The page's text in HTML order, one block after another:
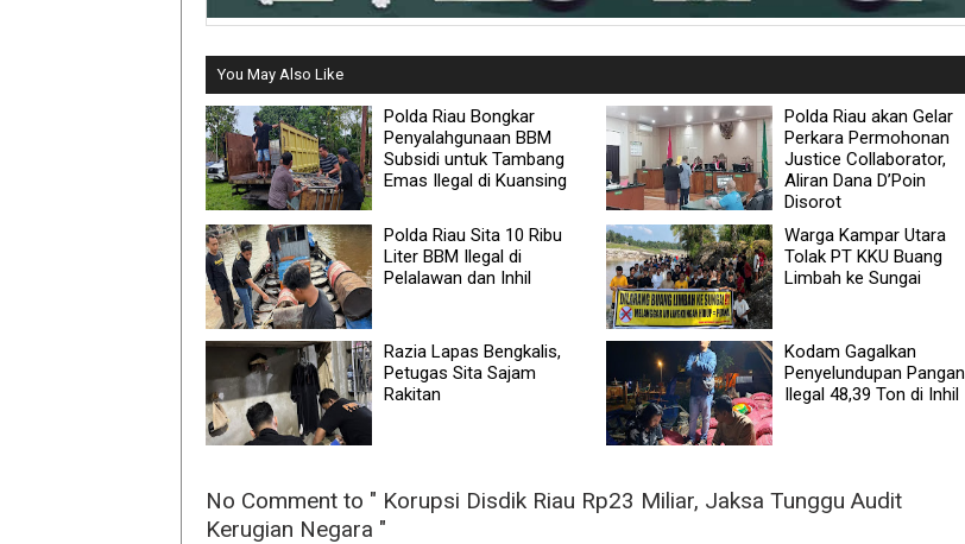
You May Also Like
Polda Riau Bongkar
Penyalahgunaan BBM
Subsidi untuk Tambang
Emas Ilegal di Kuansing
Polda Riau akan Gelar
Perkara Permohonan
Justice Collaborator,
Aliran Dana D’Poin
Disorot
Polda Riau Sita 10 Ribu
Liter BBM Ilegal di
Pelalawan dan Inhil
Warga Kampar Utara
Tolak PT KKU Buang
Limbah ke Sungai
Razia Lapas Bengkalis,
Petugas Sita Sajam
Rakitan
Kodam Gagalkan
Penyelundupan Pangan
Ilegal 48,39 Ton di Inhil
No Comment to " Korupsi Disdik Riau Rp23 Miliar, Jaksa Tunggu Audit
Kerugian Negara "